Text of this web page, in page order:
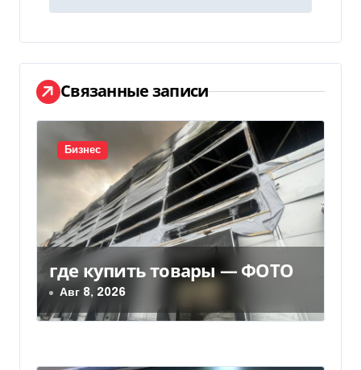
г
а
ц
и
п
о
з
а
Связанные записи
Бизнес
где купить товары — ФОТО
Авг 8, 2026